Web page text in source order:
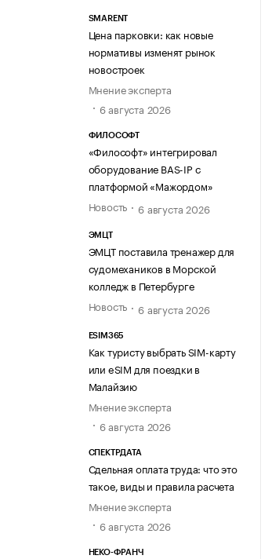
SMARENT
Цена парковки: как новые
нормативы изменят рынок
новостроек
Мнение эксперта
6 августа 2026
ФИЛОСОФТ
«Философт» интегрировал
оборудование BAS-IP с
платформой «Мажордом»
Новость
6 августа 2026
ЭМЦТ
ЭМЦТ поставила тренажер для
судомехаников в Морской
колледж в Петербурге
Новость
6 августа 2026
ESIM365
Как туристу выбрать SIM-карту
или eSIM для поездки в
Малайзию
Мнение эксперта
6 августа 2026
СПЕКТРДАТА
Сдельная оплата труда: что это
такое, виды и правила расчета
Мнение эксперта
6 августа 2026
НЕКО-ФРАНЧ